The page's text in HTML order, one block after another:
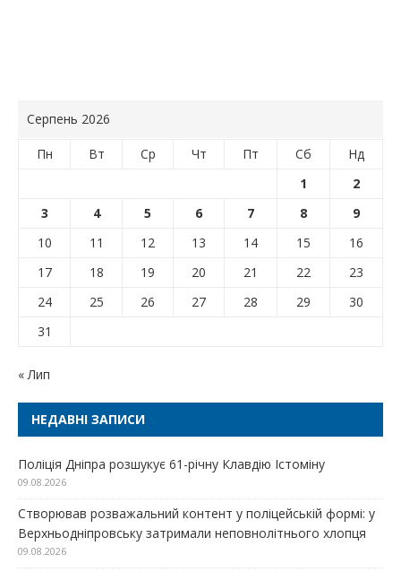
Серпень 2026
Пн Вт Ср Чт Пт Сб
Нд
1
2
3
4 5 6 7 8
9
10
11 12 13 14 15
16
17
18 19 20 21 22
23
24
25 26 27 28 29
30
31
« Лип
НЕДАВНІ ЗАПИСИ
Поліція Дніпра розшукує 61-річну Клавдію Істоміну
09.08.2026
Створював розважальний контент у поліцейській формі: у
Верхньодніпровську затримали неповнолітнього хлопця
09.08.2026